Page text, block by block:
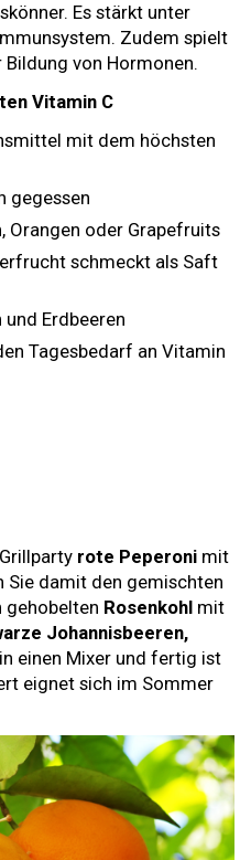
Es stärkt unter
Zudem spielt
von Hormonen.
Vitamin C
mit dem höchsten
gegessen
oder Grapefruits
schmeckt als Saft
Erdbeeren
Tagesbedarf an Vitamin
rote Peperoni mit
Sie damit den gemischten
gehobelten Rosenkohl mit
Johannisbeeren,
in einen Mixer und fertig ist
eignet sich im Sommer